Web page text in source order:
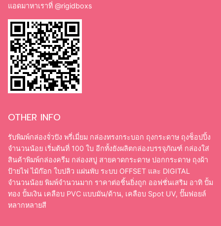
แอดมาหาเราที่ @rigidboxs
OTHER INFO
รับพิมพ์กล่องจั่วปัง พรี่เมี่ยม กล่องทรงกระบอก ถุงกระดาษ ถุงช็อปปิ้ง
จำนวนน้อย เริ่มต้นที่ 100 ใบ อีกทั้งยังผลิตกล่องบรรจุภัณฑ์ กล่องใส่
สินค้าพิมพ์กล่องครีม กล่องสบู่ สายคาดกระดาษ ปอกกระดาษ ถุงผ้า
ป้ายไฟ ไม้ก๊อก ใบปลิว แผ่นพับ ระบบ OFFSET และ DIGITAL
จำนวนน้อย พิมพ์จำนวนมาก ราคาต่อชิ้นยิ่งถูก ออฟชั่นเสริม อาทิ ปั้ม
ทอง ปั้มเงิน เคลือบ PVC แบบมัน/ด้าน, เคลือบ Spot UV, ปั๊มฟอยล์
หลากหลายสี